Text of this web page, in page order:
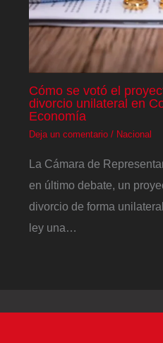
Cómo se votó el
divorcio unilateral en
Economía
Deja un comentario / Nacional
La Cámara de
en último debate, un
divorcio de forma
ley una…